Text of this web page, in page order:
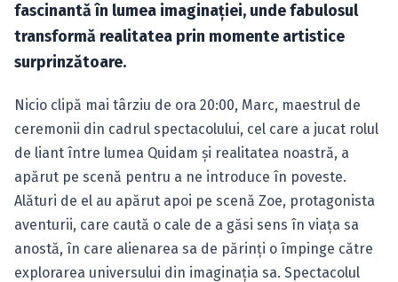
fascinantă în lumea imaginaţiei, unde fabulosul
transformă realitatea prin momente artistice
surprinzătoare.
Nicio clipă mai târziu de ora 20:00, Marc, maestrul de
ceremonii din cadrul spectacolului, cel care a jucat rolul
de liant între lumea Quidam şi realitatea noastră, a
apărut pe scenă pentru a ne introduce în poveste.
Alături de el au apărut apoi pe scenă Zoe, protagonista
aventurii, care caută o cale de a găsi sens în viaţa sa
anostă, în care alienarea sa de părinţi o împinge către
explorarea universului din imaginaţia sa. Spectacolul